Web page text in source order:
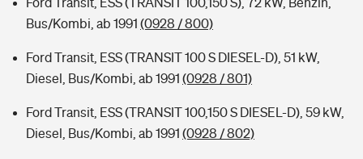
Bus/Kombi, ab 1991 (0928 / 800)
Ford Transit, ESS (TRANSIT 100 S DIESEL-D), 51 kW,
Diesel, Bus/Kombi, ab 1991 (0928 / 801)
Ford Transit, ESS (TRANSIT 100,150 S DIESEL-D), 59 kW,
Diesel, Bus/Kombi, ab 1991 (0928 / 802)